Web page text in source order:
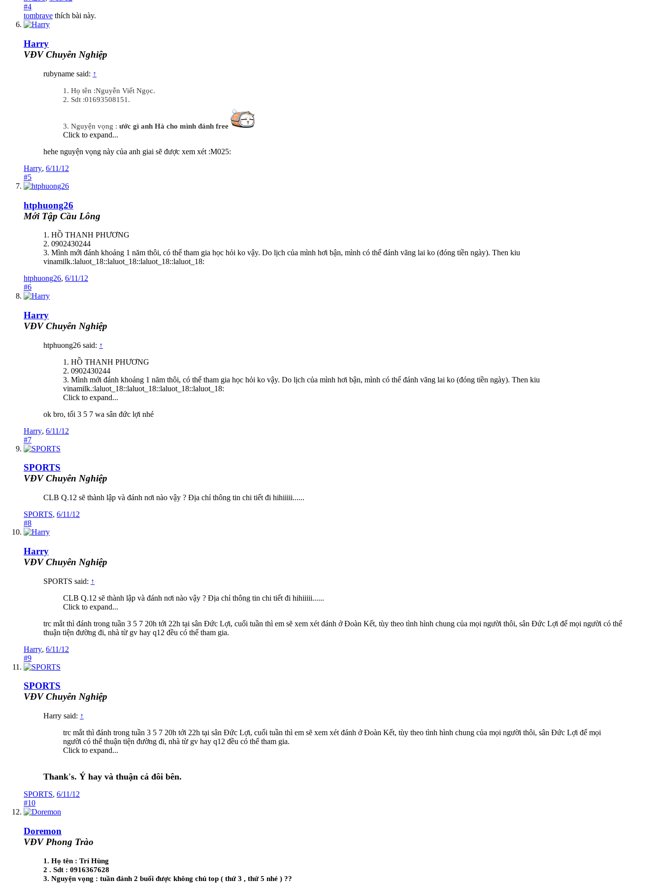
#4
tombrave thích bài này.
Harry
VĐV Chuyên Nghiệp
rubyname said: ↑
1. Họ tên :Nguyễn Viết Ngọc.
2. Sdt :01693508151.
3. Nguyện vọng : ước gì anh Hà cho mình đánh free
Click to expand...
hehe nguyện vọng này của anh giai sẽ được xem xét :M025:
Harry, 6/11/12
#5
htphuong26
Mới Tập Cầu Lông
1. HỒ THANH PHƯƠNG
2. 0902430244
3. Mình mới đánh khoảng 1 năm thôi, có thể tham gia học hỏi ko vậy. Do lịch của mình hơi bận, mình có thể đánh vãng lai ko (đóng tiền ngày). Then kiu
vinamilk.:laluot_18::laluot_18::laluot_18::laluot_18:
htphuong26, 6/11/12
#6
Harry
VĐV Chuyên Nghiệp
htphuong26 said: ↑
1. HỒ THANH PHƯƠNG
2. 0902430244
3. Mình mới đánh khoảng 1 năm thôi, có thể tham gia học hỏi ko vậy. Do lịch của mình hơi bận, mình có thể đánh vãng lai ko (đóng tiền ngày). Then kiu
vinamilk.:laluot_18::laluot_18::laluot_18::laluot_18:
Click to expand...
ok bro, tối 3 5 7 wa sân đức lợi nhé
Harry, 6/11/12
#7
SPORTS
VĐV Chuyên Nghiệp
CLB Q.12 sẽ thành lập và đánh nơi nào vậy ? Địa chỉ thông tin chi tiết đi hihiiiii......
SPORTS, 6/11/12
#8
Harry
VĐV Chuyên Nghiệp
SPORTS said: ↑
CLB Q.12 sẽ thành lập và đánh nơi nào vậy ? Địa chỉ thông tin chi tiết đi hihiiiii......
Click to expand...
trc mắt thì đánh trong tuần 3 5 7 20h tới 22h tại sân Đức Lợi, cuối tuần thì em sẽ xem xét đánh ở Đoàn Kết, tùy theo tình hình chung của mọi người thôi, sân Đức Lợi để mọi người có thể
thuận tiện đường đi, nhà từ gv hay q12 đều có thể tham gia.
Harry, 6/11/12
#9
SPORTS
VĐV Chuyên Nghiệp
Harry said: ↑
trc mắt thì đánh trong tuần 3 5 7 20h tới 22h tại sân Đức Lợi, cuối tuần thì em sẽ xem xét đánh ở Đoàn Kết, tùy theo tình hình chung của mọi người thôi, sân Đức Lợi để mọi
người có thể thuận tiện đường đi, nhà từ gv hay q12 đều có thể tham gia.
Click to expand...
Thank's. Ý hay và thuận cả đôi bên.
SPORTS, 6/11/12
#10
Doremon
VĐV Phong Trào
1. Họ tên : Trí Hùng
2 . Sdt : 0916367628
3. Nguyện vọng : tuần đánh 2 buổi được không chủ top ( thứ 3 , thứ 5 nhé ) ??